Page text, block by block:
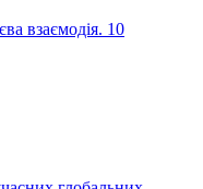
взаємодія. 10